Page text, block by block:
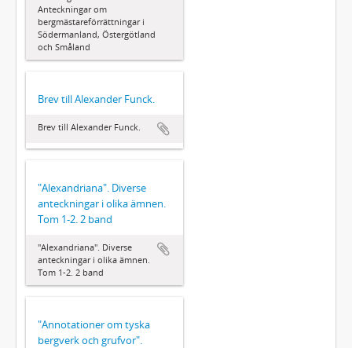
Anteckningar om
bergmästareförrättningar i
Södermanland, Östergötland
och Småland
Brev till Alexander Funck.
Brev till Alexander Funck.
"Alexandriana". Diverse
anteckningar i olika ämnen.
Tom 1-2. 2 band
"Alexandriana". Diverse
anteckningar i olika ämnen.
Tom 1-2. 2 band
"Annotationer om tyska
bergverk och grufvor".